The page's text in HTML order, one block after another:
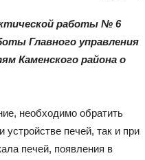
работы № 6
Главного управления
Каменского района о
необходимо обратить
печей, так и при
печей, появления в